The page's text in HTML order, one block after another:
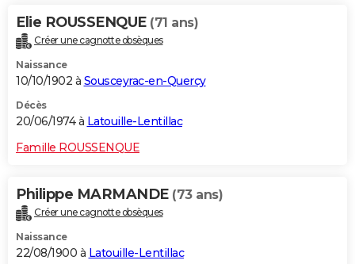
Elie ROUSSENQUE (71 ans)
Créer une cagnotte obsèques
Naissance
10/10/1902 à Sousceyrac-en-Quercy
Décès
20/06/1974 à Latouille-Lentillac
Famille ROUSSENQUE
Philippe MARMANDE (73 ans)
Créer une cagnotte obsèques
Naissance
22/08/1900 à Latouille-Lentillac